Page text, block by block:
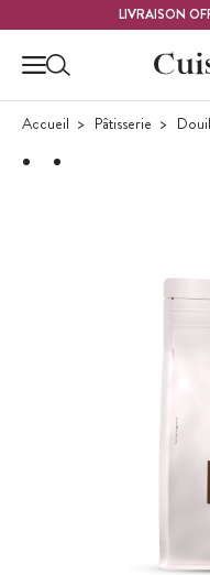
LIVRAISON
Accueil Pâtisserie